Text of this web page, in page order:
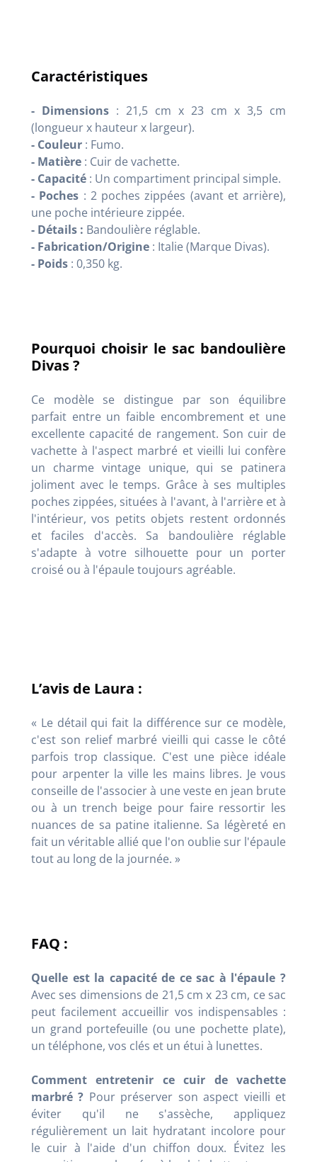
Caractéristiques
- Dimensions : 21,5 cm x 23 cm x 3,5 cm
(longueur x hauteur x largeur).
- Couleur : Fumo.
- Matière : Cuir de vachette.
- Capacité : Un compartiment principal simple.
- Poches : 2 poches zippées (avant et arrière),
une poche intérieure zippée.
- Détails : Bandoulière réglable.
- Fabrication/Origine : Italie (Marque Divas).
- Poids : 0,350 kg.
Pourquoi choisir le sac bandoulière
Divas ?
Ce modèle se distingue par son équilibre
parfait entre un faible encombrement et une
excellente capacité de rangement. Son cuir de
vachette à l'aspect marbré et vieilli lui confère
un charme vintage unique, qui se patinera
joliment avec le temps. Grâce à ses multiples
poches zippées, situées à l'avant, à l'arrière et à
l'intérieur, vos petits objets restent ordonnés
et faciles d'accès. Sa bandoulière réglable
s'adapte à votre silhouette pour un porter
croisé ou à l'épaule toujours agréable.
L’avis de Laura :
« Le détail qui fait la différence sur ce modèle,
c'est son relief marbré vieilli qui casse le côté
parfois trop classique. C'est une pièce idéale
pour arpenter la ville les mains libres. Je vous
conseille de l'associer à une veste en jean brute
ou à un trench beige pour faire ressortir les
nuances de sa patine italienne. Sa légèreté en
fait un véritable allié que l'on oublie sur l'épaule
tout au long de la journée. »
FAQ :
Quelle est la capacité de ce sac à l'épaule ?
Avec ses dimensions de 21,5 cm x 23 cm, ce sac
peut facilement accueillir vos indispensables :
un grand portefeuille (ou une pochette plate),
un téléphone, vos clés et un étui à lunettes.
Comment entretenir ce cuir de vachette
marbré ? Pour préserver son aspect vieilli et
éviter qu'il ne s'assèche, appliquez
régulièrement un lait hydratant incolore pour
le cuir à l'aide d'un chiffon doux. Évitez les